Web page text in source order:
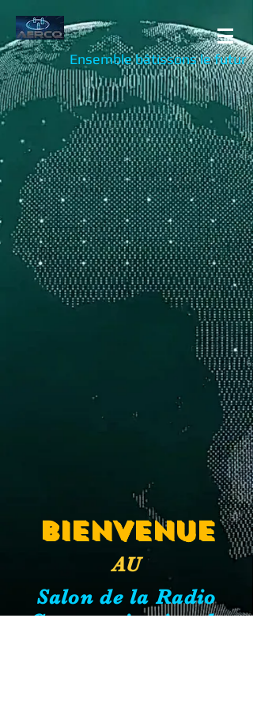
Ensemble bâtissons le futur
Bienvenue
AU
Salon de la Radio
Communication de